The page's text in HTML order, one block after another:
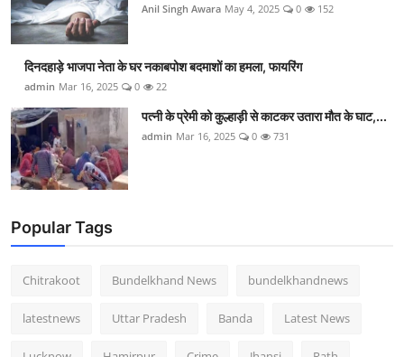
Anil Singh Awara May 4, 2025 0 152
दिनदहाड़े भाजपा नेता के घर नकाबपोश बदमाशों का हमला, फायरिंग
admin Mar 16, 2025 0 22
पत्नी के प्रेमी को कुल्हाड़ी से काटकर उतारा मौत के घाट,...
admin Mar 16, 2025 0 731
Popular Tags
Chitrakoot Bundelkhand News bundelkhandnews
latestnews Uttar Pradesh Banda Latest News